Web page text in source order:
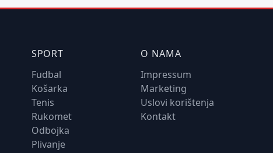
SPORT
Fudbal
Košarka
Tenis
Rukomet
Odbojka
Plivanje
O NAMA
Impressum
Marketing
Uslovi korištenja
Kontakt